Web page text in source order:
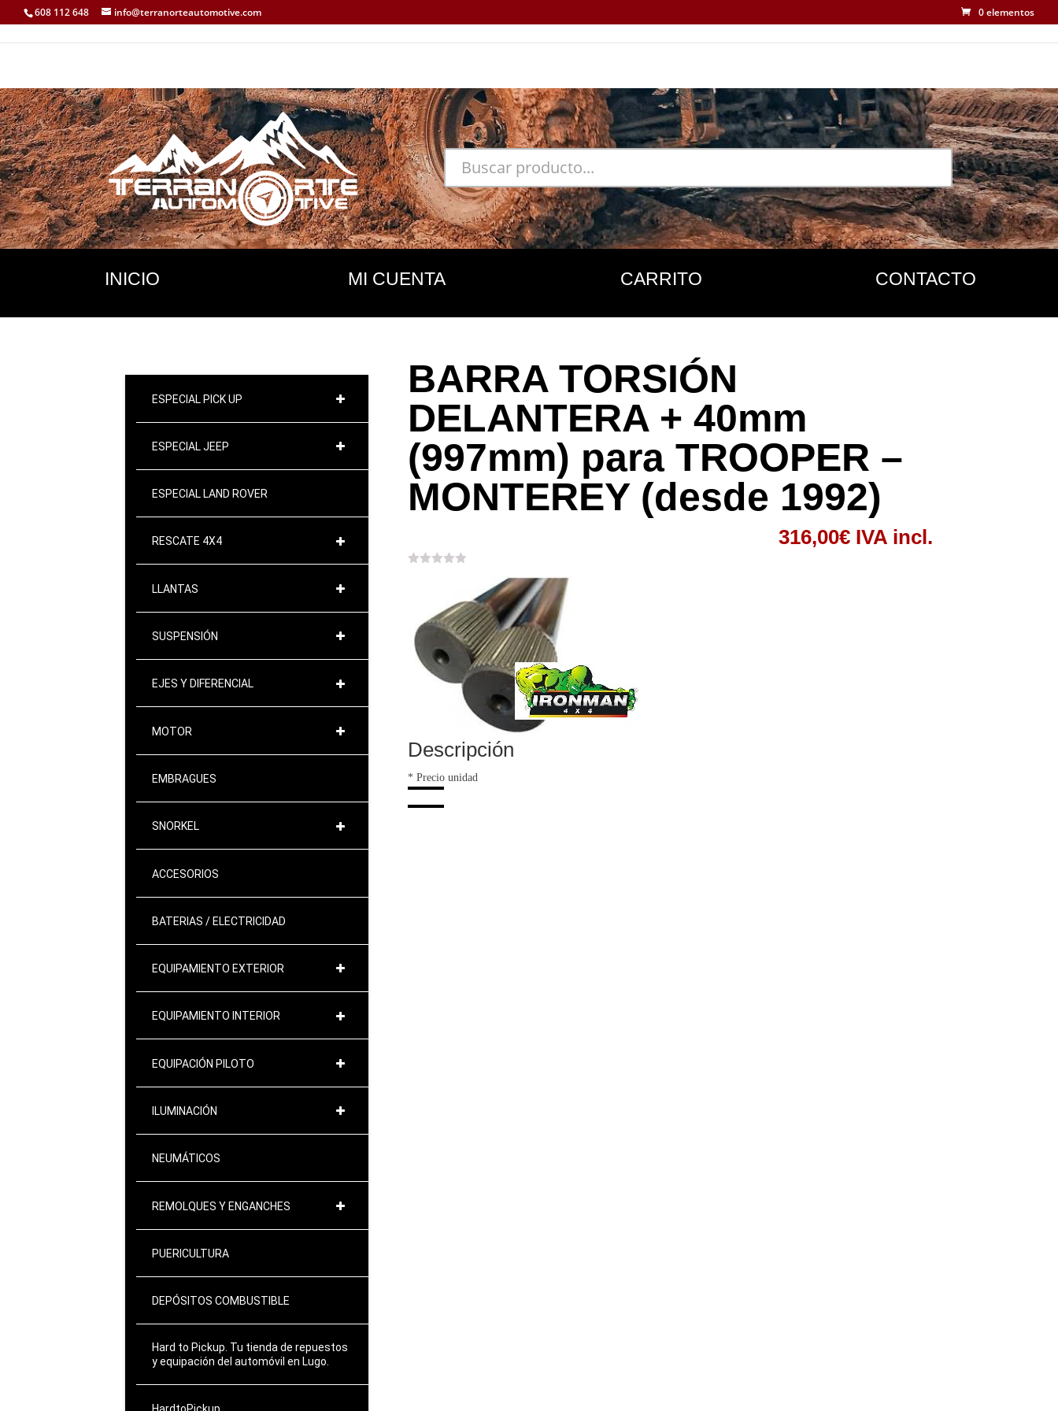
608 112 648 info@terranorteautomotive.com 0 elementos
INICIO MI CUENTA CARRITO CONTACTO
ESPECIAL PICK UP
ESPECIAL JEEP
ESPECIAL LAND ROVER
RESCATE 4X4
LLANTAS
SUSPENSIÓN
EJES Y DIFERENCIAL
MOTOR
EMBRAGUES
SNORKEL
ACCESORIOS
BATERIAS / ELECTRICIDAD
EQUIPAMIENTO EXTERIOR
EQUIPAMIENTO INTERIOR
EQUIPACIÓN PILOTO
ILUMINACIÓN
NEUMÁTICOS
REMOLQUES Y ENGANCHES
PUERICULTURA
DEPÓSITOS COMBUSTIBLE
Hard to Pickup. Tu tienda de repuestos
y equipación del automóvil en Lugo.
BARRA TORSIÓN
DELANTERA + 40mm
(997mm) para TROOPER –
MONTEREY (desde 1992)
316,00€ IVA incl.
Descripción
* Precio unidad